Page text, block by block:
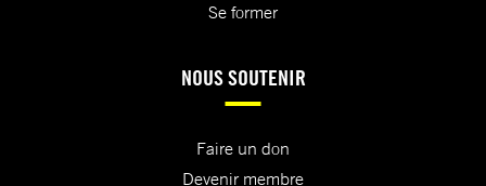
Se former
NOUS SOUTENIR
Faire un don
Devenir membre